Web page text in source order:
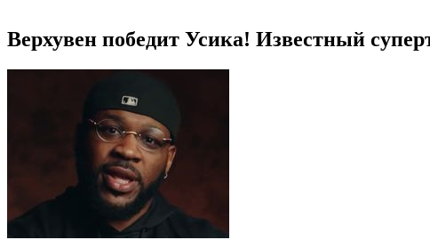
Верхувен победит Усика! Известный